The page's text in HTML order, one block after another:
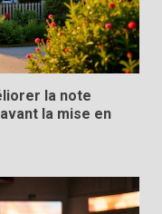
la note
la mise en